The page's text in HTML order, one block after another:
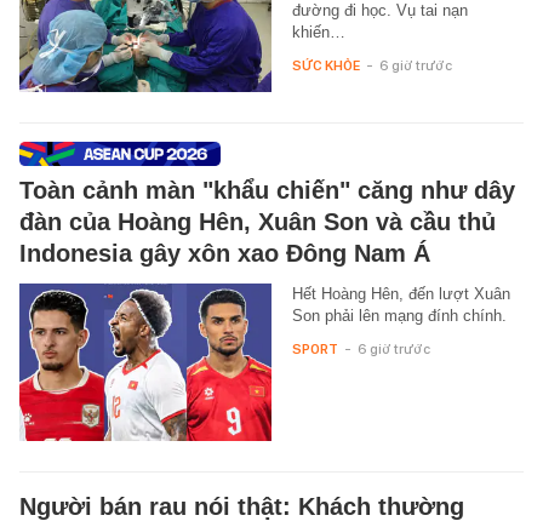
đường đi học. Vụ tai nạn
khiến…
SỨC KHỎE - 6 giờ trước
Toàn cảnh màn "khẩu chiến" căng như dây
đàn của Hoàng Hên, Xuân Son và cầu thủ
Indonesia gây xôn xao Đông Nam Á
Hết Hoàng Hên, đến lượt Xuân
Son phải lên mạng đính chính.
SPORT - 6 giờ trước
Người bán rau nói thật: Khách thường